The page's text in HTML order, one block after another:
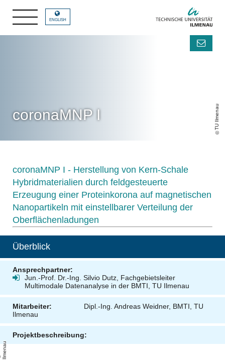
TU Ilmenau
ENGLISH
coronaMNP I
coronaMNP I - Herstellung von Kern-Schale
Hybridmaterialien durch feldgesteuerte
Erzeugung einer Proteinkorona auf magnetischen
Nanopartikeln mit einstellbarer Verteilung der
Oberflächenladungen
Überblick
Ansprechpartner:
Jun.-Prof. Dr.-Ing. Silvio Dutz, Fachgebietsleiter
Multimodale Datenanalyse in der BMTI, TU Ilmenau
Mitarbeiter:
Dipl.-Ing. Andreas Weidner, BMTI, TU
Ilmenau
Projektbeschreibung:
u